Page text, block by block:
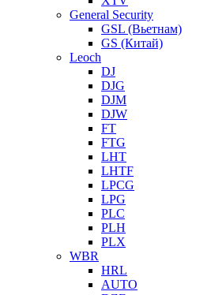
General Security
GSL (Вьетнам)
GS (Китай)
Leoch
DJ
DJG
DJM
DJW
FT
FTG
LHT
LHTF
LPCG
LPG
PLC
PLH
PLX
WBR
HRL
AUTO